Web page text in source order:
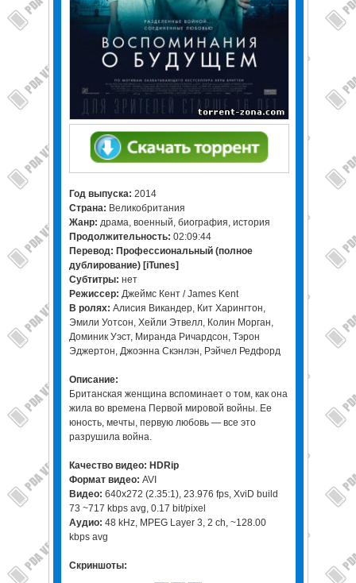
Год выпуска: 2014
Страна: Великобритания
Жанр: драма, военный, биография, история
Продолжительность: 02:09:44
Перевод: Профессиональный (полное
дублирование) [iTunes]
Cубтитры: нет
Режиссер: Джеймс Кент / James Kent
В ролях: Алисия Викандер, Кит Харингтон,
Эмили Уотсон, Хейли Этвелл, Колин Морган,
Доминик Уэст, Миранда Ричардсон, Тэрон
Эджертон, Джоэнна Скэнлэн, Рэйчел Редфорд
Описание:
Британская женщина вспоминает о том, как она
жила во времена Первой мировой войны. Ее
юность, мечты, первую любовь — все это
разрушила война.
Качество видео: HDRip
Формат видео: AVI
Видео: 640x272 (2.35:1), 23.976 fps, XviD build
73 ~717 kbps avg, 0.17 bit/pixel
Аудио: 48 kHz, MPEG Layer 3, 2 ch, ~128.00
kbps avg
Скриншоты: